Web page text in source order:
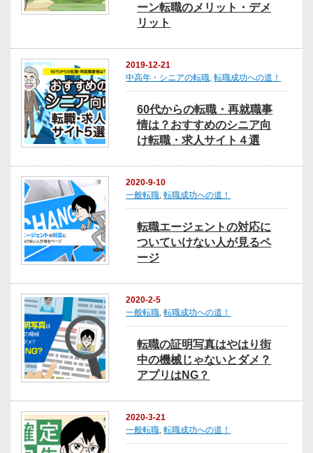
ーン転職のメリット・デメ
リット
2019-12-21
中高年・シニアの転職,転職成功への道！
60代からの転職・再就職事
情は？おすすめのシニア向
け転職・求人サイト４選
2020-9-10
一般転職,転職成功への道！
転職エージェントの対応に
ついていけない人が見るペ
ージ
2020-2-5
一般転職,転職成功への道！
転職の証明写真はやはり街
中の機械じゃないとダメ？
アプリはNG？
2020-3-21
一般転職,転職成功への道！